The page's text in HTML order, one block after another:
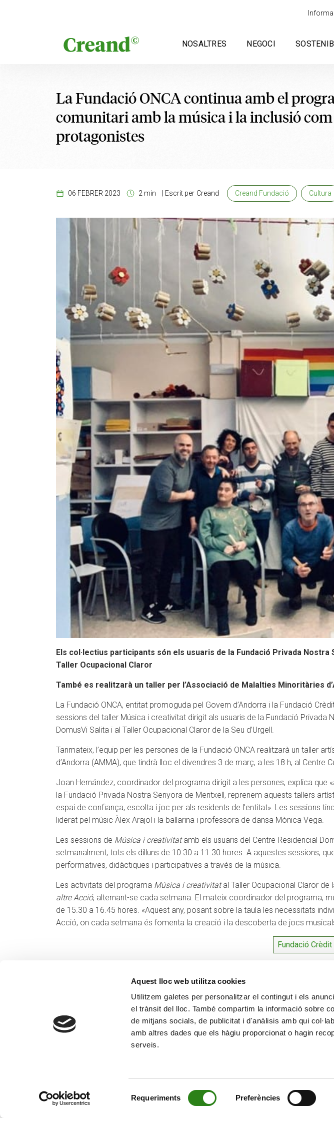
Aquest lloc web utilitza cookies
Utilitzem galetes per personalitzar el contingut i els
el trànsit del lloc. També compartim la informació sobre
de mitjans socials, de publicitat i d'anàlisis amb qui
amb altres dades que els hàgiu proporcionat o hagin
serveis.
Requeriments Preferències
NOSALTRES NEGOCI
La Fundació ONCA continua amb el
comunitari amb la música i la inclusió
protagonistes
06 FEBRER 2023 2 min Escrit per Creand Creand Fundació Cultura
Els col·lectius participants són els usuaris de la Fundació Privada
Taller Ocupacional Claror
També es realitzarà un taller per l’Associació de Malalties Minoritàries
La Fundació ONCA, entitat promoguda pel Govern d’Andorra i la Fundació
sessions del taller Música i creativitat dirigit als usuaris de la Fundació Privada
DomusVi Salita i al Taller Ocupacional Claror de la Seu d’Urgell.
Tanmateix, l’equip per les persones de la Fundació ONCA realitzarà un taller
d’Andorra (AMMA), que tindrà lloc el divendres 3 de març, a les 18 h, al Centre
Joan Hernández, coordinador del programa dirigit a les persones, explica que
la Fundació Privada Nostra Senyora de Meritxell, reprenem aquests tallers
espai de confiança, escolta i joc per als residents de l’entitat». Les sessions
liderat pel músic Àlex Arajol i la ballarina i professora de dansa Mònica Vega.
Les sessions de Música i creativitatamb els usuaris del Centre Residencial
setmanalment, tots els dilluns de 10.30 a 11.30 hores. A aquestes sessions,
performatives, didàctiques i participatives a través de la música.
Les activitats del programa Música i creativitatal Taller Ocupacional Claror de
altre Acció, alternant-se cada setmana. El mateix coordinador del programa,
de 15.30 a 16.45 hores. «Aquest any, posant sobre la taula les necessitats
Acció, on cada setmana és fomenta la creació i la descoberta de jocs
Fundació Crèdit
+376